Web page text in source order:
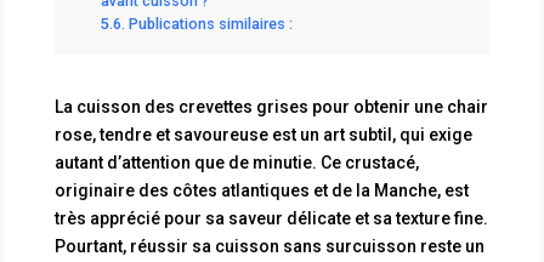
Publications similaires :
La cuisson des crevettes grises pour obtenir une chair
rose, tendre et savoureuse est un art subtil, qui exige
autant d’attention que de minutie. Ce crustacé,
originaire des côtes atlantiques et de la Manche, est
très apprécié pour sa saveur délicate et sa texture fine.
Pourtant, réussir sa cuisson sans surcuisson reste un